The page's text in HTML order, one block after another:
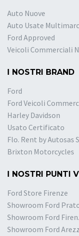
Auto Nuove
Auto Usate
Ford Approved
Veicoli Commerciali
I NOSTRI BRAND
Ford
Ford Veicoli
Harley Davidson
Usato Certificato
Flo. Rent by Autosas
Brixton Motorcycles
I NOSTRI PUNTI
Ford Store Firenze
Showroom Ford
Showroom Ford
Showroom Ford